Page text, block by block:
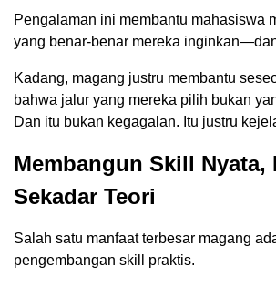
Pengalaman ini membantu mahasiswa
yang benar-benar mereka
Kadang, magang justru membantu
bahwa jalur yang mereka pilih bukan
Dan itu bukan kegagalan. Itu justru
Membangun Skill Nyata,
Sekadar Teori
Salah satu manfaat terbesar magang
pengembangan skill praktis.